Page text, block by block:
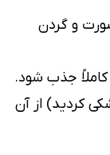
و گردن
کاملاً جذب شود.
کردید) از آن